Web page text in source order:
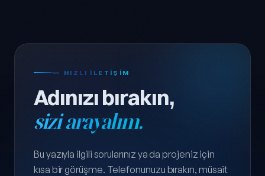
— HIZLI ILETIŞIM
Adınızı bırakın,
sizi arayalım.
Bu yazıyla ilgili sorularınız ya da projeniz için
kısa bir görüşme. Telefonunuzu bırakın, müsait